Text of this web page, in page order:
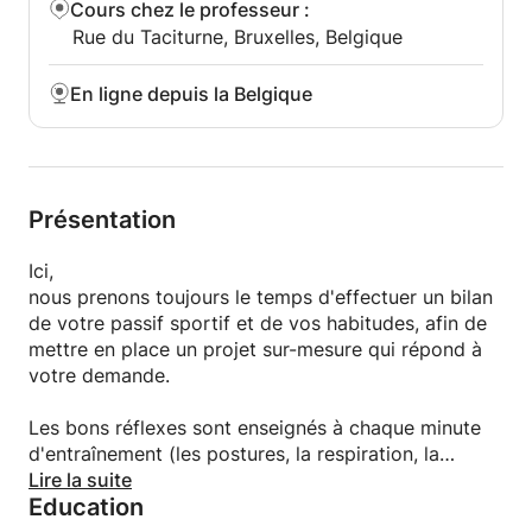
Ma pédagogie (VAK) s’adapte selon votre
perception, visuel, auditive ou kinesthésique j’adapte
mon approche.
Cours chez le professeur :
Rue du Taciturne, Bruxelles, Belgique
En ligne depuis la Belgique
Présentation
Ici,
nous prenons toujours le temps d'effectuer un bilan
de votre passif sportif et de vos habitudes, afin de
mettre en place un projet sur-mesure qui répond à
votre demande.
Les bons réflexes sont enseignés à chaque minute
d'entraînement (les postures, la respiration, la
coordination, comment bien utiliser votre ceinture
abdominale et mieux oxygéner vos muscles à
Lire la suite
Education